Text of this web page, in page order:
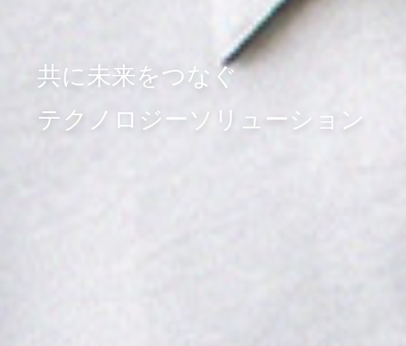
共に未来をつなぐ
テクノロジーソリューション